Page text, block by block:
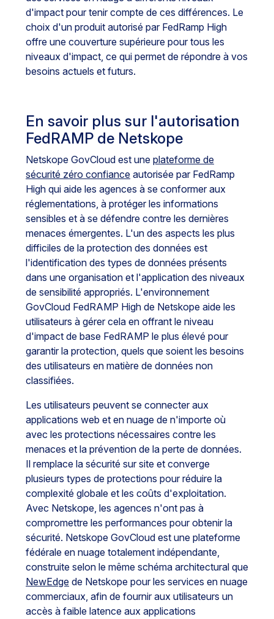
d'impact pour tenir compte de ces différences. Le
choix d'un produit autorisé par FedRamp High
offre une couverture supérieure pour tous les
niveaux d'impact, ce qui permet de répondre à vos
besoins actuels et futurs.
En savoir plus sur l'autorisation
FedRAMP de Netskope
Netskope GovCloud est une plateforme de
sécurité zéro confiance autorisée par FedRamp
High qui aide les agences à se conformer aux
réglementations, à protéger les informations
sensibles et à se défendre contre les dernières
menaces émergentes. L'un des aspects les plus
difficiles de la protection des données est
l'identification des types de données présents
dans une organisation et l'application des niveaux
de sensibilité appropriés. L'environnement
GovCloud FedRAMP High de Netskope aide les
utilisateurs à gérer cela en offrant le niveau
d'impact de base FedRAMP le plus élevé pour
garantir la protection, quels que soient les besoins
des utilisateurs en matière de données non
classifiées.
Les utilisateurs peuvent se connecter aux
applications web et en nuage de n'importe où
avec les protections nécessaires contre les
menaces et la prévention de la perte de données.
Il remplace la sécurité sur site et converge
plusieurs types de protections pour réduire la
complexité globale et les coûts d'exploitation.
Avec Netskope, les agences n'ont pas à
compromettre les performances pour obtenir la
sécurité. Netskope GovCloud est une plateforme
fédérale en nuage totalement indépendante,
construite selon le même schéma architectural que
NewEdge de Netskope pour les services en nuage
commerciaux, afin de fournir aux utilisateurs un
accès à faible latence aux applications